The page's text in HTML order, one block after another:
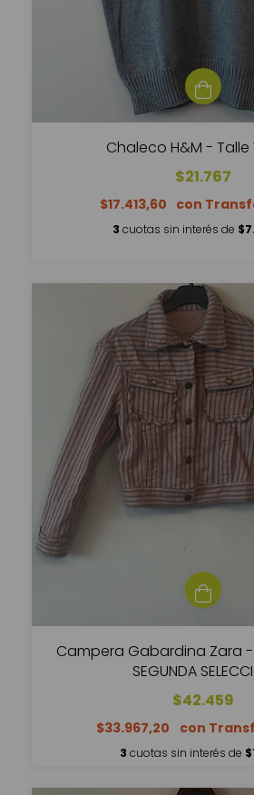
Chaleco H&M - Talle
$21.767
$17.413,60
3 cuotas sin interés de
Campera Gabardina Zara -
SEGUNDA
$42.459
$33.967,20
3 cuotas sin interés de